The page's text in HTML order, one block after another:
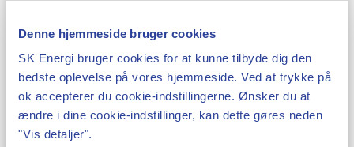
Denne hjemmeside bruger cookies
SK Energi bruger cookies for at kunne tilbyde dig den
bedste oplevelse på vores hjemmeside. Ved at trykke på
ok accepterer du cookie-indstillingerne. Ønsker du at
ændre i dine cookie-indstillinger, kan dette gøres neden
"Vis detaljer".
og miljøvenlig, så book et gratis Energitjek hos
Envafors. Her kommer en energivejleder ud og
gennemgår din bolig fra kælder til kvist og giver
dig det fulde overblik over, hvordan du bedst
energioptimerer boligen.